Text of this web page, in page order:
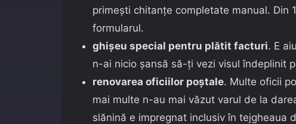
primești chitanțe completate manual. Din
formularul.
ghișeu special pentru plătit facturi. E
n-ai nicio șansă să-ți vezi visul îndeplinit
renovarea oficiilor poștale. Multe oficii
mai multe n-au mai văzut varul de la
slănină e impregnat inclusiv în tejgheaua